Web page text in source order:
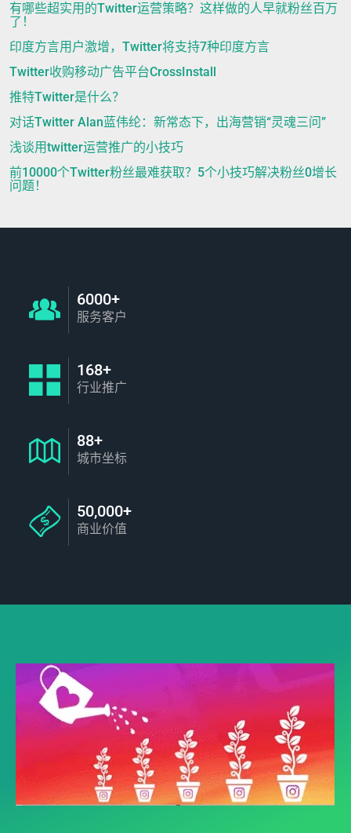
有哪些超实用的Twitter运营策略？这样做的人早就粉丝百万
了！
印度方言用户激增，Twitter将支持7种印度方言
Twitter收购移动广告平台CrossInstall
推特Twitter是什么？
对话Twitter Alan蓝伟纶：新常态下，出海营销“灵魂三问”
浅谈用twitter运营推广的小技巧
前10000个Twitter粉丝最难获取？5个小技巧解决粉丝0增长
问题！
6000+
服务客户
168+
行业推广
88+
城市坐标
50,000+
商业价值